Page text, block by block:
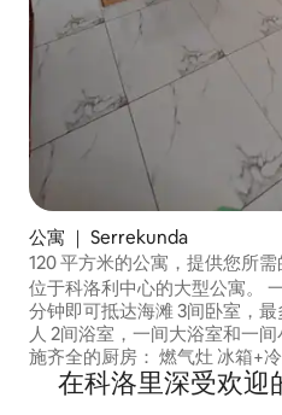
公寓 ｜ Serrekunda
120 平方米的公寓，提供您所需
位于科洛利中心的大型公寓。 一楼 步行15
分钟即可抵达海滩 3间卧室，最多可入住5
人 2间浴室，一间大浴室和一间小
施齐全的厨房： 燃气灶 冰箱+冷冻柜 RO
净水器系统 空气炸锅/搅拌机/咖
热水淋浴的卫生间（第二个淋
在科洛里深受欢迎